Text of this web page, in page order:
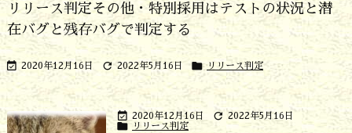
リリース判定その他・特別採用はテストの状況と潜
在バグと残存バグで判定する
 2020年12月16日  2022年5月16日  リリース判定
 2020年12月16日  2022年5月16日
 リリース判定